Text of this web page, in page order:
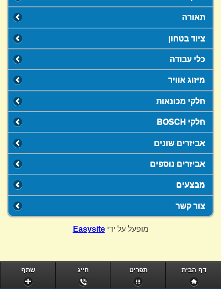
תאורה
ציוד בטחון
כלי עבודה
מיזוג אוויר
חלקי מכונאות
חלקי BOSCH
אביזרים שונים
אביזרים נוספים
מבצעים
צור קשר
מופעל על ידיEasysite
שתף חייג תפריט דף הבית